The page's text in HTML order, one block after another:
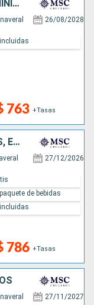
ESTADOS UNIDOS, REPÚBLICA DOMINICANA, BAHAMAS
26/08/2028
763 +Tasas
REPÚBLICA DOMINICANA, BAHAMAS, ESTADOS UNIDOS
27/12/2026
786 +Tasas
de bebidas
27/11/2027